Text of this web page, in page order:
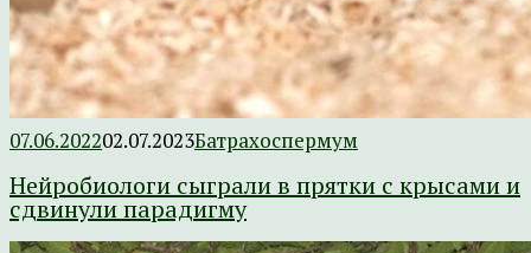
07.06.202202.07.2023Батрахоспермум
Нейробиологи сыграли в прятки с крысами и
сдвинули парадигму